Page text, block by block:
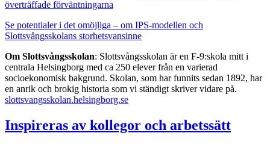
överträffade förväntningarna
Se potentialer i det omöjliga – om IPS-modellen och
Slottsvångsskolans storhetsvansinne
Om Slottsvångsskolan: Slottsvångsskolan är en F-9:skola mitt i
centrala Helsingborg med ca 250 elever från en varierad
socioekonomisk bakgrund. Skolan, som har funnits sedan 1892, har
en anrik och brokig historia som vi ständigt skriver vidare på.
slottsvangsskolan.helsingborg.se
Inspireras av kollegor och arbetssätt